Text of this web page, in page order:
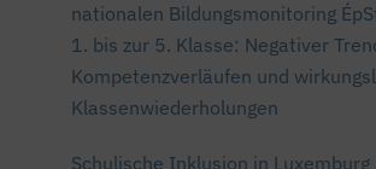
nationalen Bildungsmonitoring
1. bis zur 5. Klasse: Negativer
Kompetenzverläufen und
Klassenwiederholungen
Schulische Inklusion in Luxemburg